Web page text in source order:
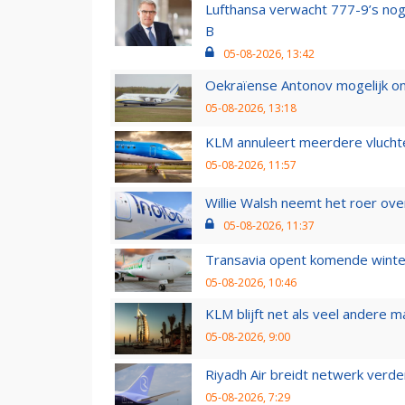
Lufthansa verwacht 777-9’s
B
05-08-2026, 13:42
Oekraïense Antonov mogelijk
05-08-2026, 13:18
KLM annuleert meerdere
05-08-2026, 11:57
Willie Walsh neemt het roer
05-08-2026, 11:37
Transavia opent komende
05-08-2026, 10:46
KLM blijft net als veel andere
05-08-2026, 9:00
Riyadh Air breidt netwerk
05-08-2026, 7:29